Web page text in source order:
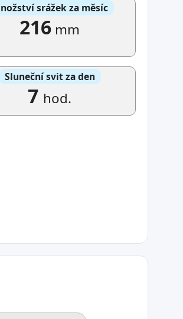
srážek za měsíc
216 mm
Sluneční svit za den
7 hod.